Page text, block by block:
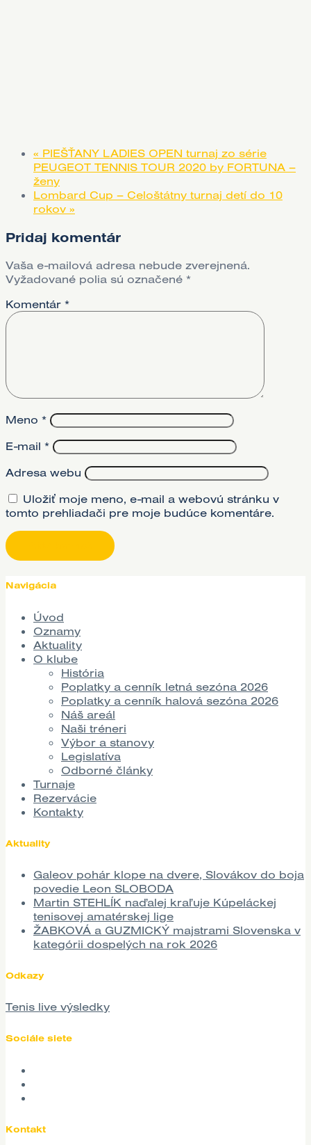
« PIEŠŤANY LADIES OPEN turnaj zo série
PEUGEOT TENNIS TOUR 2020 by FORTUNA –
ženy
Lombard Cup – Celoštátny turnaj detí do 10
rokov »
Pridaj komentár
Vaša e-mailová adresa nebude zverejnená.
Vyžadované polia sú označené *
Komentár *
Meno *
E-mail *
Adresa webu
Uložiť moje meno, e-mail a webovú stránku v
tomto prehliadači pre moje budúce komentáre.
Navigácia
Úvod
Oznamy
Aktuality
O klube
História
Poplatky a cenník letná sezóna 2026
Poplatky a cenník halová sezóna 2026
Náš areál
Naši tréneri
Výbor a stanovy
Legislatíva
Odborné články
Turnaje
Rezervácie
Kontakty
Aktuality
Galeov pohár klope na dvere, Slovákov do boja
povedie Leon SLOBODA
Martin STEHLÍK naďalej kraľuje Kúpeláckej
tenisovej amatérskej lige
ŽABKOVÁ a GUZMICKÝ majstrami Slovenska v
kategórii dospelých na rok 2026
Odkazy
Tenis live výsledky
Sociále siete
Kontakt